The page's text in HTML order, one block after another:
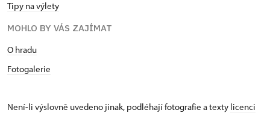
Tipy na výlety
MOHLO BY VÁS ZAJÍMAT
O hradu
Fotogalerie
Není-li výslovně uvedeno jinak, podléhají fotografie a texty licenci